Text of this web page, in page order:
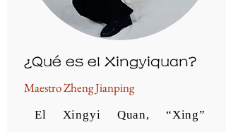
¿Qué es el Xingyiquan?
Maestro Zheng Jianping
El Xingyi Quan, “Xing”